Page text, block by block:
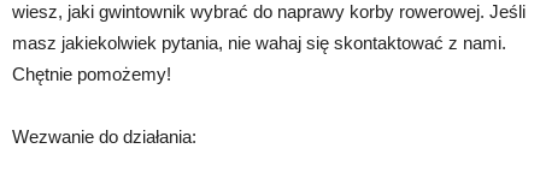
wiesz, jaki gwintownik wybrać do naprawy korby rowerowej. Jeśli
masz jakiekolwiek pytania, nie wahaj się skontaktować z nami.
Chętnie pomożemy!
Wezwanie do działania: